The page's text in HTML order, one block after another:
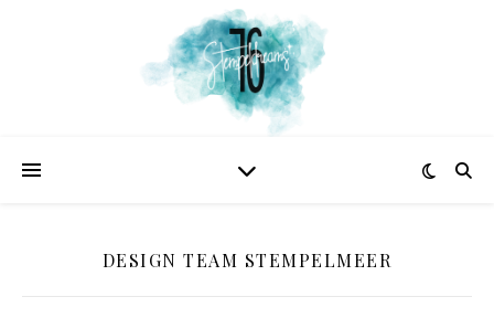
DESIGN TEAM STEMPELMEER